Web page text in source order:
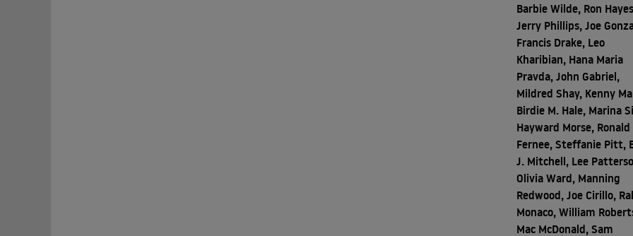
Barbie Wilde, Ron
Jerry Phillips, Joe
Francis Drake, Leo
Kharibian, Hana Maria
Pravda, John Gabriel,
Mildred Shay, Kenny
Birdie M. Hale, Marina
Hayward Morse, Ronald
Fernee, Steffanie Pitt,
J. Mitchell, Lee
Olivia Ward, Manning
Redwood, Joe Cirillo,
Monaco, William
Mac McDonald, Sam